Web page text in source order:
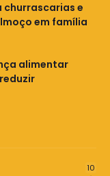
churrascarias e
em família
alimentar
10